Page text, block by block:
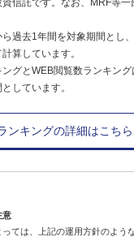
信託です。なお、MRF等
過去1年間を対象期間とし
算しています。
グとWEB閲覧数ランキン
しています。
ンキングの詳細はこちら
意
ては、上記の運用方針のよう